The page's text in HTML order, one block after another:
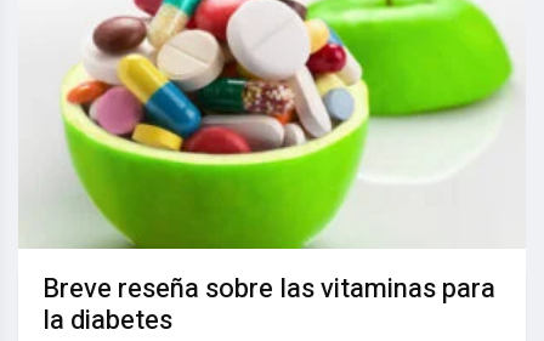
Breve reseña sobre las vitaminas para
la diabetes